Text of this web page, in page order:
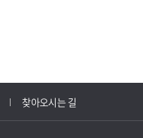
찾아오시는 길